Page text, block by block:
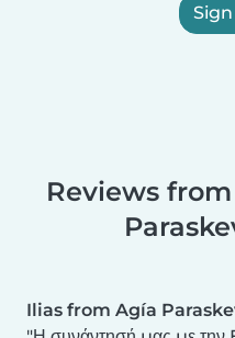
Reviews
Ilias from Agía